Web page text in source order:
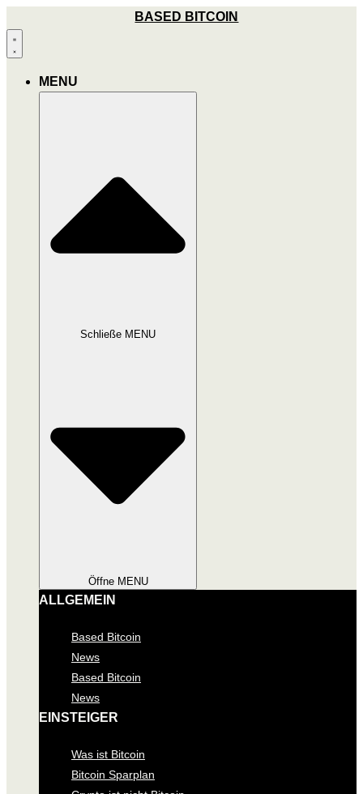
Inhalt
wechseln
BASED BITCOIN
MENU
Schließe MENU
Öffne MENU
ALLGEMEIN
Based Bitcoin
News
Based Bitcoin
News
EINSTEIGER
Was ist Bitcoin
Bitcoin Sparplan